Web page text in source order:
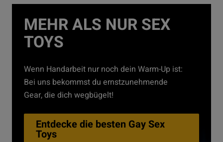
MEHR ALS NUR SEX
TOYS
Wenn Handarbeit nur noch dein Warm-Up ist:
Bei uns bekommst du ernstzunehmende
Gear, die dich wegbügelt!
Entdecke die besten Gay Sex
Toys